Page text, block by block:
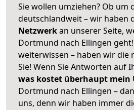
Sie wollen umziehen? Ob um
deutschlandweit – wir haben
Netzwerkan unserer Seite,
Dortmund nach Ellingen
weiterwissen – haben wir die
Sie! Wenn Sie Antworten auf
was kostet überhaupt mein
Dortmund nach Ellingen –
uns, denn wir haben immer